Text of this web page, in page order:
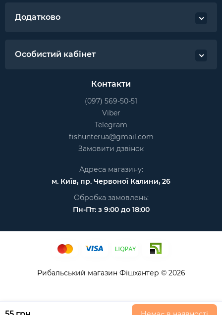
Додатково
Особистий кабінет
Контакти
(097) 569-50-51
Viber
Telegram
fishunterua@gmail.com
Замовити дзвінок
Адреса магазину:
м. Київ, пр. Червоної Калини, 26
Обробка замовлень:
Пн-Пт: з 9:00 до 18:00
Рибальський магазин Фішхантер © 2026